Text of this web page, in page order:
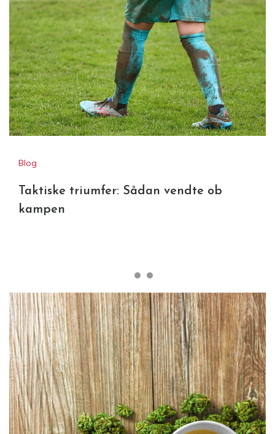
Blog
Taktiske triumfer: Sådan vendte ob
kampen